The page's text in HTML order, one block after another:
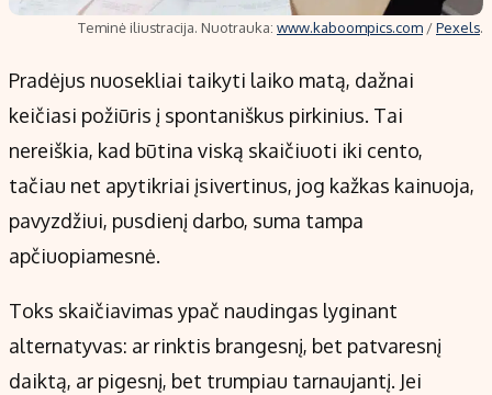
Teminė iliustracija. Nuotrauka: www.kaboompics.com /Pexels.
Pradėjus nuosekliai taikyti laiko matą, dažnai
keičiasi požiūris į spontaniškus pirkinius. Tai
nereiškia, kad būtina viską skaičiuoti iki cento,
tačiau net apytikriai įsivertinus, jog kažkas kainuoja,
pavyzdžiui, pusdienį darbo, suma tampa
apčiuopiamesnė.
Toks skaičiavimas ypač naudingas lyginant
alternatyvas: ar rinktis brangesnį, bet patvaresnį
daiktą, ar pigesnį, bet trumpiau tarnaujantį. Jei